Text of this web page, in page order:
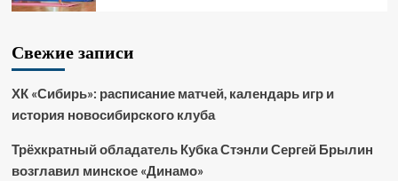
Свежие записи
ХК «Сибирь»: расписание матчей, календарь игр и
история новосибирского клуба
Трёхкратный обладатель Кубка Стэнли Сергей Брылин
возглавил минское «Динамо»